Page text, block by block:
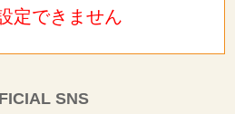
定できません
SNS